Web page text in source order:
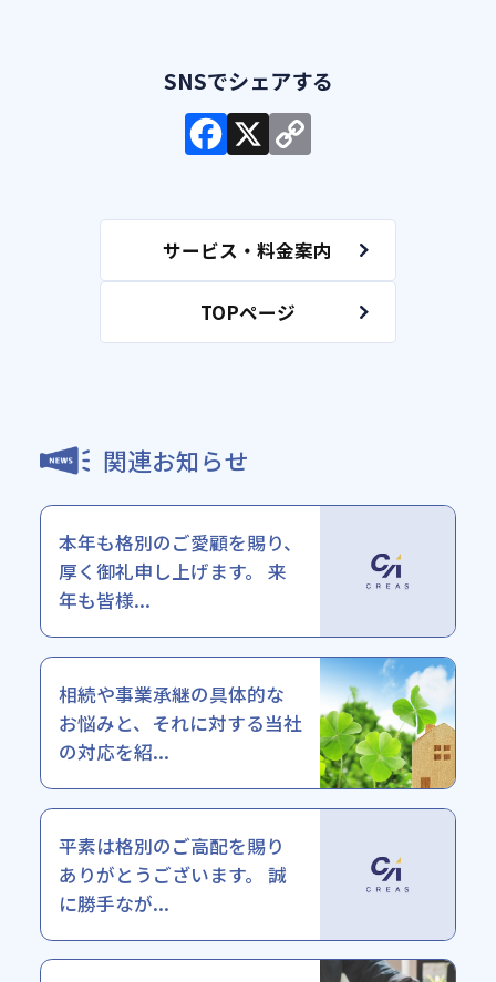
TOPページ
サービス・料金案内
関連お知らせ
本年も格別のご愛顧を賜り、
厚く御礼申し上げます。 来
年も皆様...
相続や事業承継の具体的な
お悩みと、それに対する当社
の対応を紹...
平素は格別のご高配を賜り
ありがとうございます。 誠
に勝手なが...